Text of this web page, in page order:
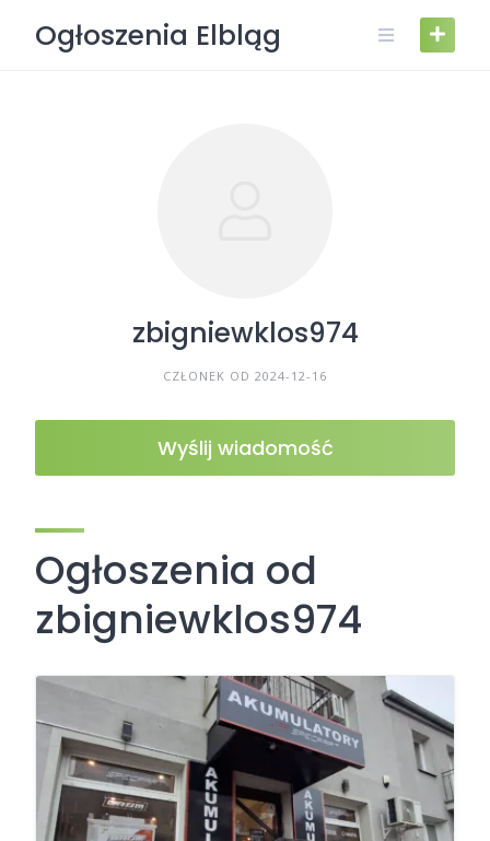
Ogłoszenia Elbląg
zbigniewklos974
CZŁONEK OD 2024-12-16
Wyślij wiadomość
Ogłoszenia od
zbigniewklos974